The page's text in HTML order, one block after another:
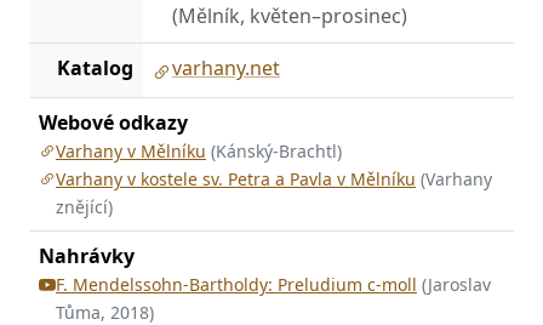
(Mělník, květen–prosinec)
Katalog
varhany.net
Webové odkazy
Varhany v Mělníku (Kánský-Brachtl)
Varhany v kostele sv. Petra a Pavla v Mělníku (Varhany
znějící)
Nahrávky
F. Mendelssohn-Bartholdy: Preludium c-moll (Jaroslav
Tůma, 2018)